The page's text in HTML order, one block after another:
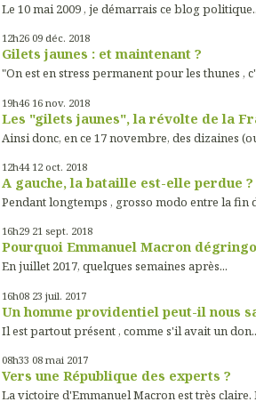
Le 10 mai 2009 , je démarrais ce blog
12h26 09 déc. 2018
Gilets jaunes : et maintenant ?
"On est en stress permanent pour les thunes ,
19h46 16 nov. 2018
Les "gilets jaunes", la révolte de la
Ainsi donc, en ce 17 novembre, des dizaines
12h44 12 oct. 2018
A gauche, la bataille est-elle perdue ?
Pendant longtemps , grosso modo entre la fin
16h29 21 sept. 2018
Pourquoi Emmanuel Macron
En juillet 2017, quelques semaines après...
16h08 23 juil. 2017
Un homme providentiel peut-il nous
Il est partout présent , comme s'il avait un
08h33 08 mai 2017
Vers une République des experts ?
La victoire d'Emmanuel Macron est très claire.